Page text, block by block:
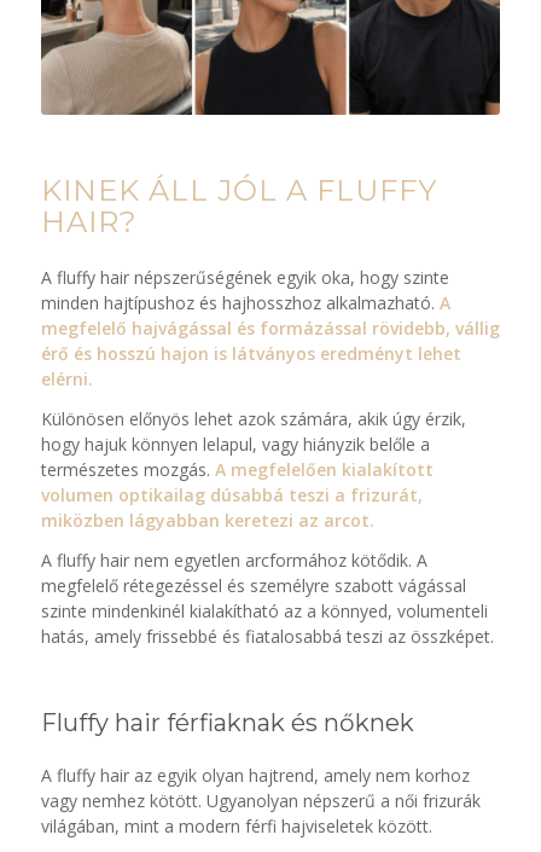
KINEK ÁLL JÓL A FLUFFY
HAIR?
A fluffy hair népszerűségének egyik oka, hogy szinte
minden hajtípushoz és hajhosszhoz alkalmazható. A
megfelelő hajvágással és formázással rövidebb, vállig
érő és hosszú hajon is látványos eredményt lehet
elérni.
Különösen előnyös lehet azok számára, akik úgy érzik,
hogy hajuk könnyen lelapul, vagy hiányzik belőle a
természetes mozgás. A megfelelően kialakított
volumen optikailag dúsabbá teszi a frizurát,
miközben lágyabban keretezi az arcot.
A fluffy hair nem egyetlen arcformához kötődik. A
megfelelő rétegezéssel és személyre szabott vágással
szinte mindenkinél kialakítható az a könnyed, volumenteli
hatás, amely frissebbé és fiatalosabbá teszi az összképet.
Fluffy hair férfiaknak és nőknek
A fluffy hair az egyik olyan hajtrend, amely nem korhoz
vagy nemhez kötött. Ugyanolyan népszerű a női frizurák
világában, mint a modern férfi hajviseletek között.